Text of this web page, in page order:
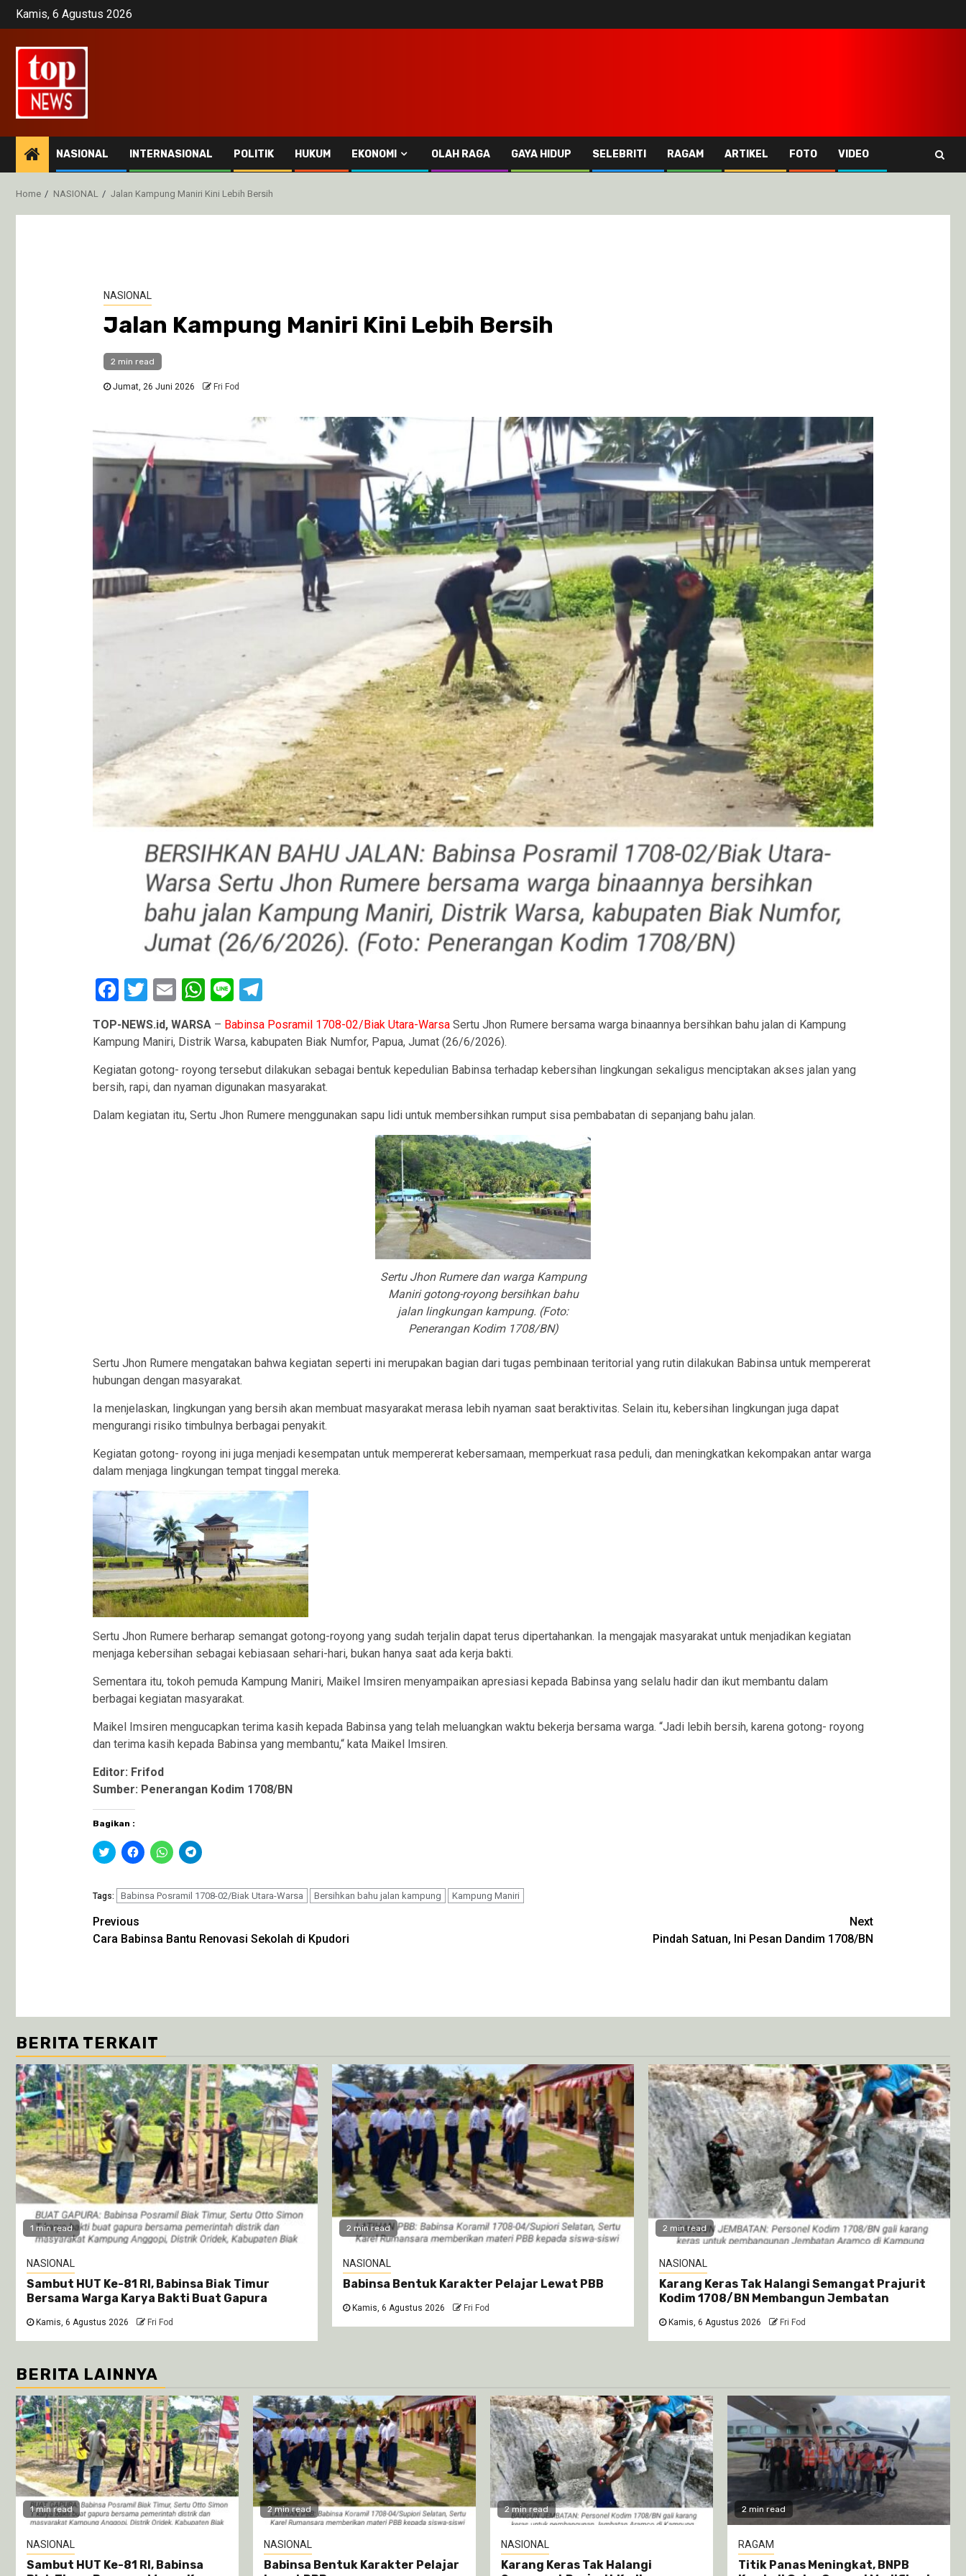
SkipKamis, 6 Agustus 2026
NASIONAL INTERNASIONAL POLITIK HUKUM EKONOMI OLAH RAGA GAYA HIDUP SELEBRITI RAGAM ARTIKEL FOTO VIDEO
Home NASIONAL Jalan Kampung Maniri Kini Lebih Bersih
NASIONAL
Jalan Kampung Maniri Kini Lebih Bersih
2 min read
Jumat, 26 Juni 2026 Fri Fod
Facebook
Twitter
EmailWhatsApp
Line
TOP-NEWS.id, WARSA– Babinsa Posramil 1708-02/Biak Utara-WarsaSertu Jhon Rumere bersama warga binaannya bersihkan bahu jalan di Kampung
Kampung Maniri, Distrik Warsa, kabupaten Biak Numfor, Papua, Jumat (26/6/2026).
Kegiatan gotong- royong tersebut dilakukan sebagai bentuk kepedulian Babinsa terhadap kebersihan lingkungan sekaligus menciptakan akses jalan yang
bersih, rapi, dan nyaman digunakan masyarakat.
Dalam kegiatan itu, Sertu Jhon Rumere menggunakan sapu lidi untuk membersihkan rumput sisa pembabatan di sepanjang bahu jalan.
Sertu Jhon Rumere dan warga Kampung
Maniri gotong-royong bersihkan bahu
jalan lingkungan kampung. (Foto:
Penerangan Kodim 1708/BN)
Sertu Jhon Rumere mengatakan bahwa kegiatan seperti ini merupakan bagian dari tugas pembinaan teritorial yang rutin dilakukan Babinsa untuk mempererat
hubungan dengan masyarakat.
Ia menjelaskan, lingkungan yang bersih akan membuat masyarakat merasa lebih nyaman saat beraktivitas. Selain itu, kebersihan lingkungan juga dapat
mengurangi risiko timbulnya berbagai penyakit.
Kegiatan gotong- royong ini juga menjadi kesempatan untuk mempererat kebersamaan, memperkuat rasa peduli, dan meningkatkan kekompakan antar warga
dalam menjaga lingkungan tempat tinggal mereka.
Sertu Jhon Rumere berharap semangat gotong-royong yang sudah terjalin dapat terus dipertahankan. Ia mengajak masyarakat untuk menjadikan kegiatan
menjaga kebersihan sebagai kebiasaan sehari-hari, bukan hanya saat ada kerja bakti.
Sementara itu, tokoh pemuda Kampung Maniri, Maikel Imsiren menyampaikan apresiasi kepada Babinsa yang selalu hadir dan ikut membantu dalam
berbagai kegiatan masyarakat.
Maikel Imsiren mengucapkan terima kasih kepada Babinsa yang telah meluangkan waktu bekerja bersama warga. “Jadi lebih bersih, karena gotong- royong
dan terima kasih kepada Babinsa yang membantu,“ kata Maikel Imsiren.
Editor: Frifod
Sumber: Penerangan Kodim 1708/BN
Bagikan :
Klik
untuk
Twitter(Membuka
di
jendela
yang
baru)
Klik
untuk
Facebook(Membuka
di
jendela
Klik
untuk
WhatsApp(Membuka
di
jendela
Klik
untuk
Telegram(Membuka
di
jendela
Tags: Babinsa Posramil 1708-02/Biak Utara-Warsa Bersihkan bahu jalan kampung Kampung Maniri
Continue
Reading
Previous
Cara Babinsa Bantu Renovasi Sekolah di Kpudori
Next
Pindah Satuan, Ini Pesan Dandim 1708/BN
BERITA TERKAIT
1 min read
NASIONAL
Sambut HUT Ke-81 RI, Babinsa Biak Timur
Bersama Warga Karya Bakti Buat Gapura
Kamis, 6 Agustus 2026 Fri Fod
2 min read
NASIONAL
Babinsa Bentuk Karakter Pelajar Lewat PBB
Kamis, 6 Agustus 2026 Fri Fod
2 min read
NASIONAL
Karang Keras Tak Halangi Semangat Prajurit
Kodim 1708/BN Membangun Jembatan
Kamis, 6 Agustus 2026 Fri Fod
BERITA LAINNYA
1 min read
NASIONAL
Sambut HUT Ke-81 RI, Babinsa
2 min read
NASIONAL
Babinsa Bentuk Karakter Pelajar
2 min read
NASIONAL
Karang Keras Tak Halangi
2 min read
RAGAM
Titik Panas Meningkat, BNPB